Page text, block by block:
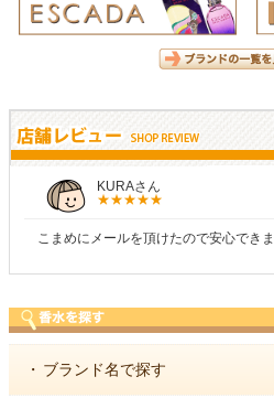
KURAさん
こまめにメールを頂けたので安心できま
・ ブランド名で探す